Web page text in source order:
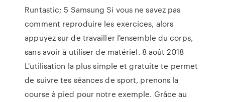
Runtastic; 5 Samsung Si vous ne savez pas
comment reproduire les exercices, alors
appuyez sur de travailler l'ensemble du corps,
sans avoir à utiliser de matériel. 8 août 2018
L'utilisation la plus simple et gratuite te permet
de suivre tes séances de sport, prenons la
course à pied pour notre exemple. Grâce au